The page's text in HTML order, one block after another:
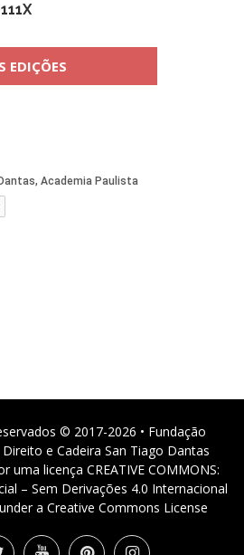
EDIÇÕES
© 2017-2026 • Fundação
e Cadeira San Tiago Dantas
uma licença CREATIVE COMMONS:
– Sem Derivações 4.0 Internacional
a Creative Commons License